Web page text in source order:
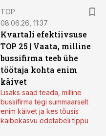
TOP
08.06.26, 11:37
Kvartali efektiivsuse
TOP 25 | Vaata, milline
bussifirma teeb ühe
töötaja kohta enim
käivet
Lisaks saad teada, milline
bussifirma tegi summaarselt
enim käivet ja kes tõusis
käibekasvu edetabeli tippu